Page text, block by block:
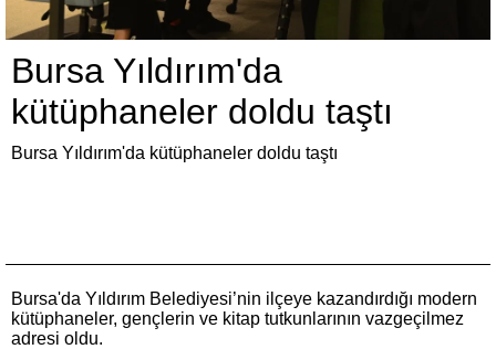
Bursa Yıldırım'da
kütüphaneler doldu taştı
Bursa Yıldırım'da kütüphaneler doldu taştı
Bursa'da Yıldırım Belediyesi’nin ilçeye kazandırdığı modern
kütüphaneler, gençlerin ve kitap tutkunlarının vazgeçilmez
adresi oldu.